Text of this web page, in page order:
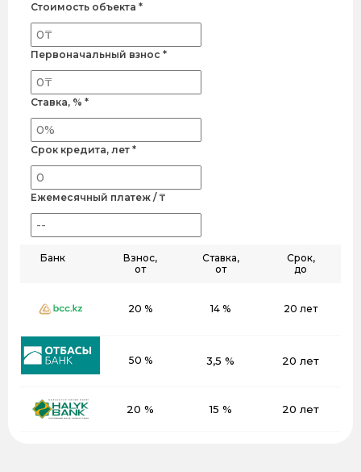
Стоимость объекта *
Первоначальный взнос *
Ставка, % *
Срок кредита, лет *
Ежемесячный платеж / ₸
Банк
Взнос,
от
Ставка,
от
Срок,
до
20 % 14 % 20 лет
50 % 3,5 % 20 лет
20 % 15 % 20 лет